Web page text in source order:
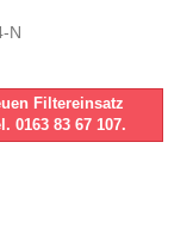
N
Filtereinsatz
0163 83 67 107.